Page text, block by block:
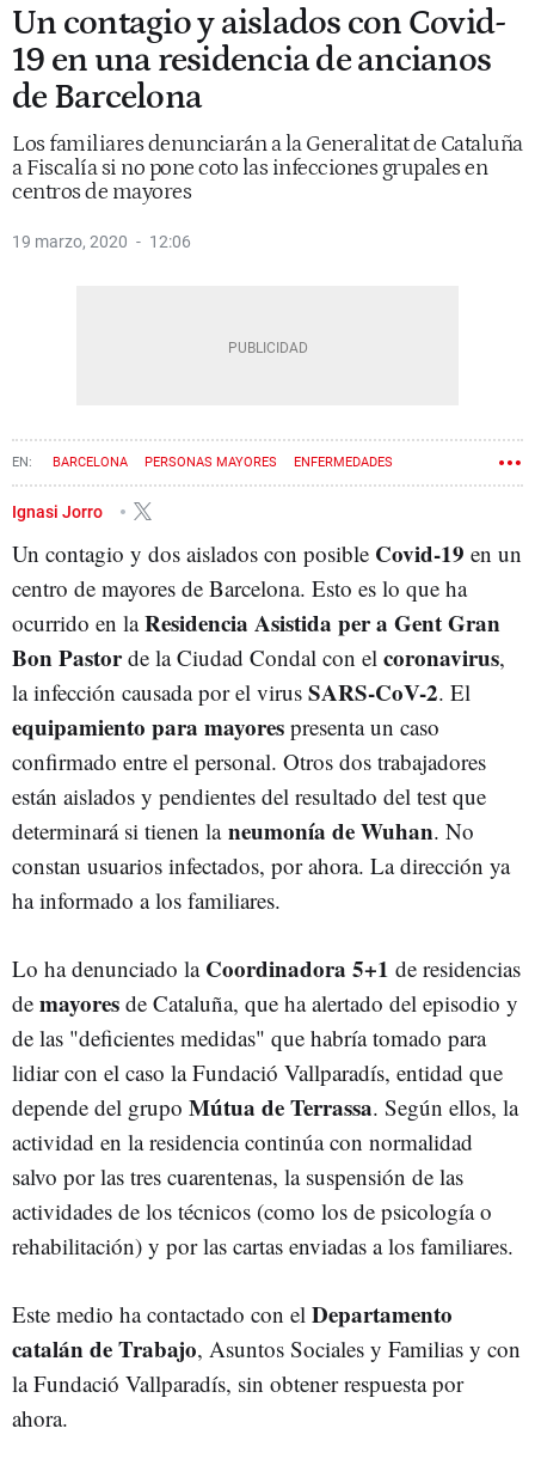
Un contagio y aislados con Covid-
19 en una residencia de ancianos
de Barcelona
Los familiares denunciarán a la Generalitat de Cataluña
a Fiscalía si no pone coto las infecciones grupales en
centros de mayores
19 marzo, 2020 12:06
BARCELONA PERSONAS MAYORES ENFERMEDADES
CORONAVIRUS
Ignasi Jorro
Un contagio y dos aislados con posible Covid-19 en un
centro de mayores de Barcelona. Esto es lo que ha
ocurrido en laResidencia Asistida per a Gent Gran
Bon Pastorde la Ciudad Condal con el coronavirus,
la infección causada por el virus SARS-CoV-2. El
equipamiento para mayores presenta un caso
confirmado entre el personal. Otros dos trabajadores
están aislados y pendientes del resultado del test que
determinará si tienen la neumonía de Wuhan. No
constan usuarios infectados, por ahora. La dirección ya
ha informado a los familiares.
Lo ha denunciado la Coordinadora 5+1 de residencias
de mayores de Cataluña, que ha alertado del episodio y
de las "deficientes medidas" que habría tomado para
lidiar con el caso la Fundació Vallparadís, entidad que
depende del grupo Mútua de Terrassa. Según ellos, la
actividad en la residencia continúa con normalidad
salvo por las tres cuarentenas, la suspensión de las
actividades de los técnicos (como los de psicología o
rehabilitación) y por las cartas enviadas a los familiares.
Este medio ha contactado con el Departamento
catalán de Trabajo, Asuntos Sociales y Familias y con
la Fundació Vallparadís, sin obtener respuesta por
ahora.